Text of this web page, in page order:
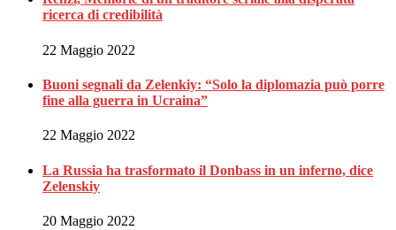
ricerca di credibilità
22 Maggio 2022
Buoni segnali da Zelenkiy: “Solo la diplomazia può porre
fine alla guerra in Ucraina”
22 Maggio 2022
La Russia ha trasformato il Donbass in un inferno, dice
Zelenskiy
20 Maggio 2022